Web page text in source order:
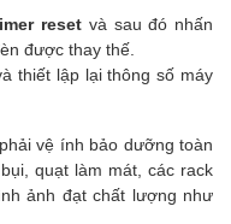
reset và sau đó nhấn
được thay thế.
thiết lập lại thông số máy
vệ ính bảo dưỡng toàn
quạt làm mát, các rack
ảnh đạt chất lượng như